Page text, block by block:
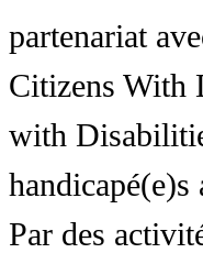
partenariat
Citizens With
with
Par des